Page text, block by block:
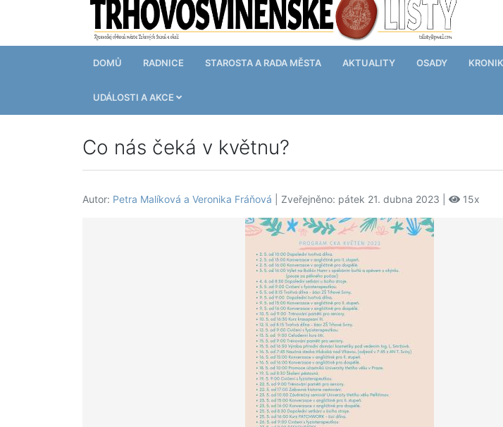
DOMŮ RADNICE STAROSTA A RADA MĚSTA AKTUALITY OSADY
UDÁLOSTI A AKCE
Co nás čeká v květnu?
Autor: Petra Malíková a Veronika Fráňová | Zveřejněno: pátek 21. dubna 2023 | 15x